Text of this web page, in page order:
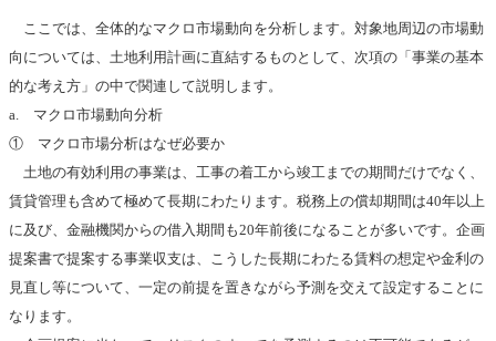
ここでは、全体的なマクロ市場動向を分析します。対象地周辺の市場動
向については、土地利用計画に直結するものとして、次項の「事業の基本
的な考え方」の中で関連して説明します。
a. マクロ市場動向分析
① マクロ市場分析はなぜ必要か
土地の有効利用の事業は、工事の着工から竣工までの期間だけでなく、
賃貸管理も含めて極めて長期にわたります。税務上の償却期間は40年以上
に及び、金融機関からの借入期間も20年前後になることが多いです。企画
提案書で提案する事業収支は、こうした長期にわたる賃料の想定や金利の
見直し等について、一定の前提を置きながら予測を交えて設定することに
なります。